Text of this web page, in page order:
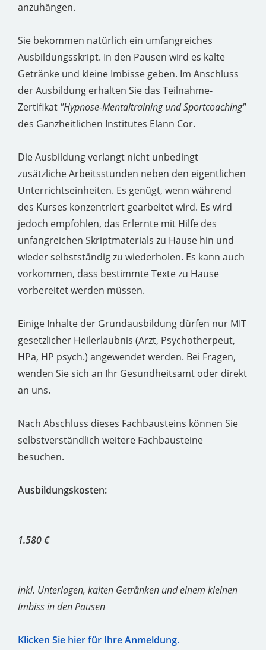
anzuhängen.
Sie bekommen natürlich ein umfangreiches
Ausbildungsskript. In den Pausen wird es kalte
Getränke und kleine Imbisse geben. Im Anschluss
der Ausbildung erhalten Sie das Teilnahme-
Zertifikat "Hypnose-Mentaltraining und Sportcoaching"
des Ganzheitlichen Institutes Elann Cor.
Die Ausbildung verlangt nicht unbedingt
zusätzliche Arbeitsstunden neben den eigentlichen
Unterrichtseinheiten. Es genügt, wenn während
des Kurses konzentriert gearbeitet wird. Es wird
jedoch empfohlen, das Erlernte mit Hilfe des
unfangreichen Skriptmaterials zu Hause hin und
wieder selbstständig zu wiederholen. Es kann auch
vorkommen, dass bestimmte Texte zu Hause
vorbereitet werden müssen.
Einige Inhalte der Grundausbildung dürfen nur MIT
gesetzlicher Heilerlaubnis (Arzt, Psychotherpeut,
HPa, HP psych.) angewendet werden. Bei Fragen,
wenden Sie sich an Ihr Gesundheitsamt oder direkt
an uns.
Nach Abschluss dieses Fachbausteins können Sie
selbstverständlich weitere Fachbausteine
besuchen.
Ausbildungskosten:
1.580 €
inkl. Unterlagen, kalten Getränken und einem kleinen
Imbiss in den Pausen
Klicken Sie hier für Ihre Anmeldung.